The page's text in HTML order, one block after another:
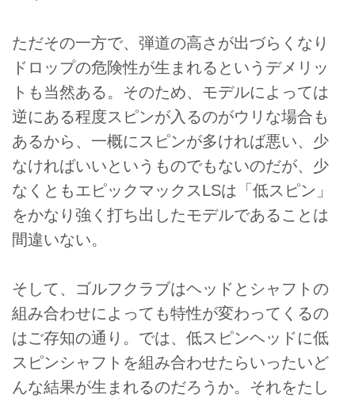
ただその一方で、弾道の高さが出づらくなり
ドロップの危険性が生まれるというデメリッ
トも当然ある。そのため、モデルによっては
逆にある程度スピンが入るのがウリな場合も
あるから、一概にスピンが多ければ悪い、少
なければいいというものでもないのだが、少
なくともエピックマックスLSは「低スピン」
をかなり強く打ち出したモデルであることは
間違いない。
そして、ゴルフクラブはヘッドとシャフトの
組み合わせによっても特性が変わってくるの
はご存知の通り。では、低スピンヘッドに低
スピンシャフトを組み合わせたらいったいど
んな結果が生まれるのだろうか。それをたし